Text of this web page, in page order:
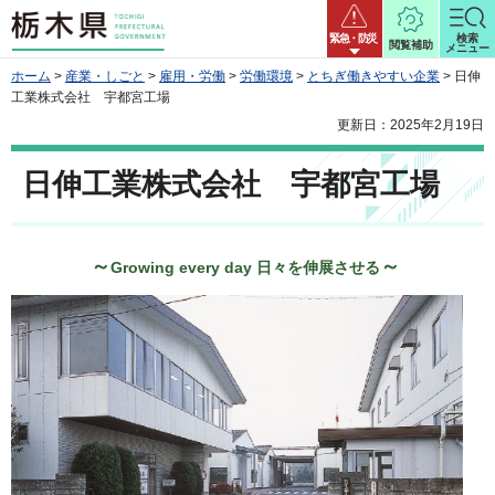
栃木県 緊急・防災
閲覧補助
検索
メニュー
ホーム > 産業・しごと > 雇用・労働 > 労働環境 > とちぎ働きやすい企業 > 日伸
工業株式会社 宇都宮工場
更新日：2025年2月19日
日伸工業株式会社 宇都宮工場
～Growing every day 日々を伸展させる ～